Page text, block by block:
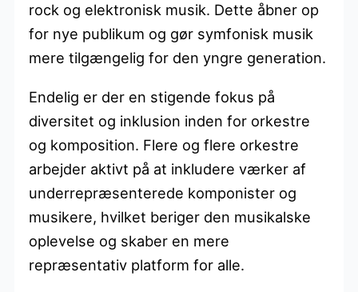
rock og elektronisk musik. Dette åbner op
for nye publikum og gør symfonisk musik
mere tilgængelig for den yngre generation.
Endelig er der en stigende fokus på
diversitet og inklusion inden for orkestre
og komposition. Flere og flere orkestre
arbejder aktivt på at inkludere værker af
underrepræsenterede komponister og
musikere, hvilket beriger den musikalske
oplevelse og skaber en mere
repræsentativ platform for alle.